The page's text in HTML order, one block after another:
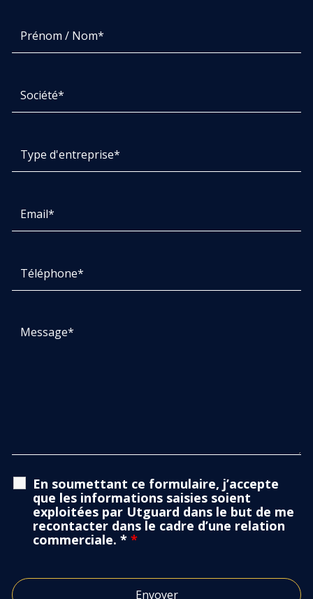
En soumettant ce formulaire, j’accepte
que les informations saisies soient
exploitées par Utguard dans le but de me
recontacter dans le cadre d’une relation
commerciale. * *